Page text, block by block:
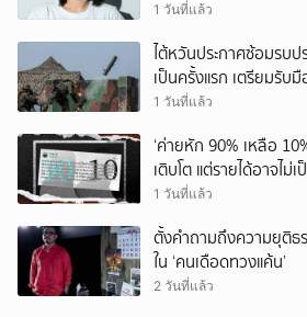
1 วันที่แล้ว
ไต้หวันประกาศซ้อมรบปร
เป็นครั้งแรก เตรียมรับ
1 วันที่แล้ว
‘ค่ายหัก 90% เหลือ
เติบโต แต่รายได้อาจไม่
‘สัญญามาตรฐาน’
1 วันที่แล้ว
ตั้งคำถามถึงความยุติธ
ใน ‘คนเดือดทวงแค้น’
2 วันที่แล้ว